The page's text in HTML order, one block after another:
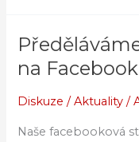
na
Diskuze /Aktuality /
Naše facebooková
Předěláváme
Flamenco
obchod
na